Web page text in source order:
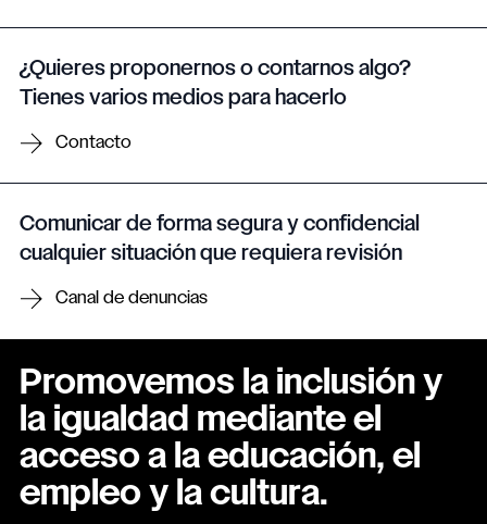
¿Quieres proponernos o contarnos algo?
Tienes varios medios para hacerlo
Contacto
Comunicar de forma segura y confidencial
cualquier situación que requiera revisión
Canal de denuncias
Promovemos la inclusión y
la igualdad mediante el
acceso a la educación, el
empleo y la cultura.